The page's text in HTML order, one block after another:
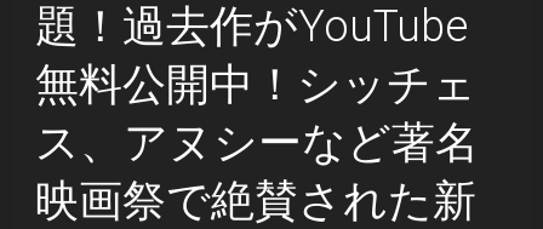
題！過去作がYouTube
無料公開中！シッチェ
ス、アヌシーなど著名
映画祭で絶賛された新